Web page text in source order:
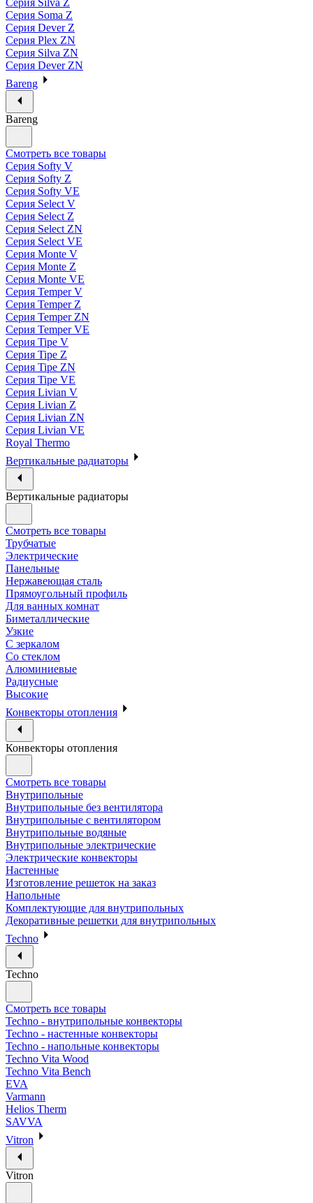
Серия Silva Z
Серия Soma Z
Серия Dever Z
Серия Plex ZN
Серия Silva ZN
Серия Dever ZN
Bareng
Bareng
Смотреть все товары
Серия Softy V
Серия Softy Z
Серия Softy VE
Серия Select V
Серия Select Z
Серия Select ZN
Серия Select VE
Серия Monte V
Серия Monte Z
Серия Monte VE
Серия Temper V
Серия Temper Z
Серия Temper ZN
Серия Temper VE
Серия Tipe V
Серия Tipe Z
Серия Tipe ZN
Серия Tipe VE
Серия Livian V
Серия Livian Z
Серия Livian ZN
Серия Livian VE
Royal Thermo
Вертикальные радиаторы
Вертикальные радиаторы
Смотреть все товары
Трубчатые
Электрические
Панельные
Нержавеющая сталь
Прямоугольный профиль
Для ванных комнат
Биметаллические
Узкие
С зеркалом
Со стеклом
Алюминиевые
Радиусные
Высокие
Конвекторы отопления
Конвекторы отопления
Смотреть все товары
Внутрипольные
Внутрипольные без вентилятора
Внутрипольные с вентилятором
Внутрипольные водяные
Внутрипольные электрические
Электрические конвекторы
Настенные
Изготовление решеток на заказ
Напольные
Комплектующие для внутрипольных
Декоративные решетки для внутрипольных
Techno
Techno
Смотреть все товары
Techno - внутрипольные конвекторы
Techno - настенные конвекторы
Techno - напольные конвекторы
Techno Vita Wood
Techno Vita Bench
EVA
Varmann
Helios Therm
SAVVA
Vitron
Vitron